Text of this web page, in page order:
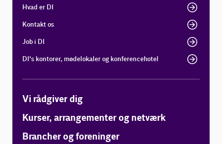
Hvad er DI
Kontakt os
Job i DI
DI's kontorer, mødelokaler og konferencehotel
Vi rådgiver dig
Kurser, arrangementer og netværk
Brancher og foreninger